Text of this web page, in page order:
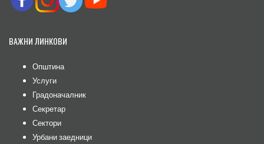
ВАЖНИ ЛИНКОВИ
Општина
Услуги
Градоначалник
Секретар
Сектори
Урбани заедници